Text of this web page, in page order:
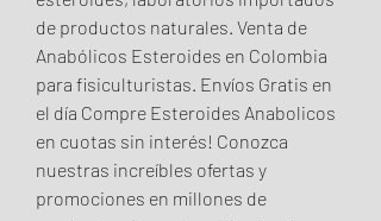
de productos naturales. Venta de
Anabólicos Esteroides en Colombia
para fisiculturistas. Envíos Gratis en
el día Compre Esteroides Anabolicos
en cuotas sin interés! Conozca
nuestras increíbles ofertas y
promociones en millones de